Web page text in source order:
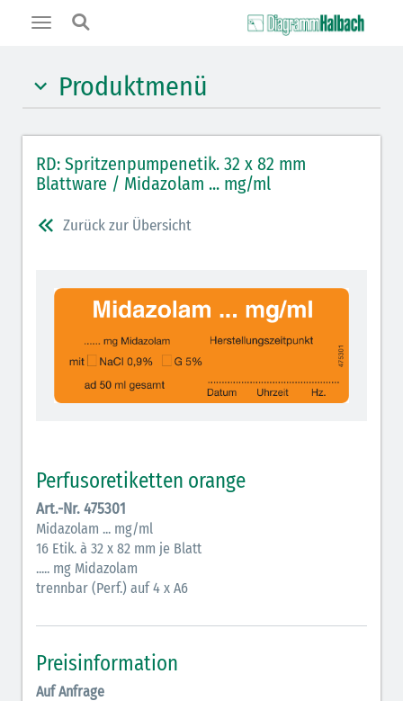
Toggle
Produktmenü
Benzodiazepine (orange)
Lokalanästhetika (grau)
Antihypertonika/Vasodilatantien (hellviolett
Antiemetika (salmon)
Verschiedene Medikamente (weiß)
Koagulantien (hellgrau/weiß schwarz schraffiert)
Bronchodilatatoren (blau-braun)
Antikonvulsiva (grau-lila)
Elektrolyte (grün-pink)
RD: Spritzenpumpenetik. 32 x 82 mm
Blattware / Midazolam ... mg/ml
Zurück zur Übersicht
Perfusoretiketten orange
Art.-Nr. 475301
Midazolam ... mg/ml
16 Etik. à 32 x 82 mm je Blatt
..... mg Midazolam
trennbar (Perf.) auf 4 x A6
Preisinformation
Auf Anfrage